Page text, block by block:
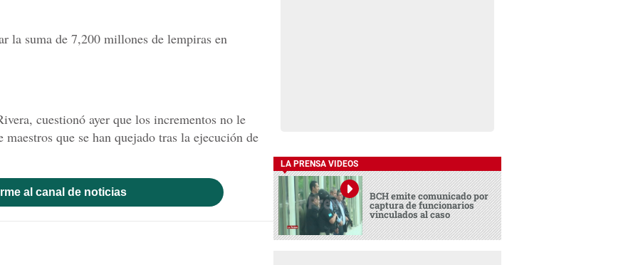
la suma de 7,200 millones de lempiras en
cuestionó ayer que los incrementos no le
que se han quejado tras la ejecución de
al canal de noticias
LA PRENSA VIDEOS
BCH emite comunicado por
captura de funcionarios
vinculados al caso